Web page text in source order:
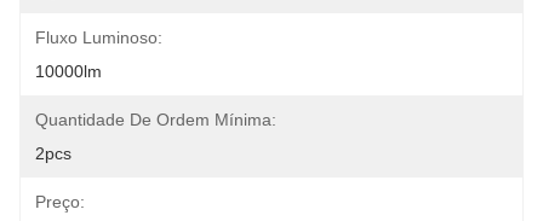
Fluxo Luminoso:
10000lm
Quantidade De Ordem Mínima:
2pcs
Preço: